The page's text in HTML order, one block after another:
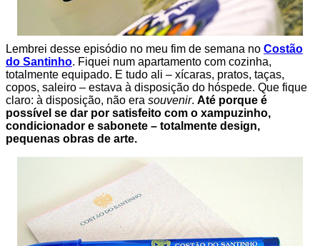
Lembrei desse episódio no meu fim de semana no Costão
do Santinho. Fiquei num apartamento com cozinha,
totalmente equipado. E tudo ali – xícaras, pratos, taças,
copos, saleiro – estava à disposição do hóspede. Que fique
claro: à disposição, não era souvenir. Até porque é
possível se dar por satisfeito com o xampuzinho,
condicionador e sabonete – totalmente design,
pequenas obras de arte.